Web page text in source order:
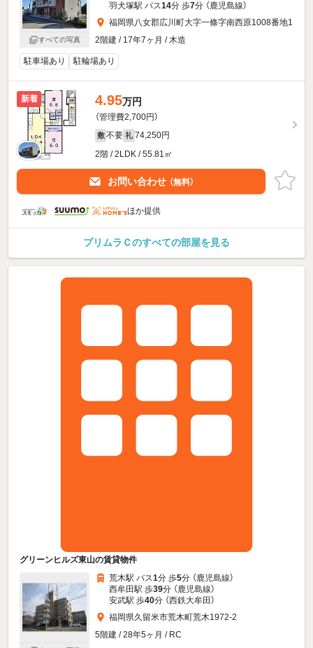
すべての写真
羽犬塚駅 バス14分 歩7分 （鹿児島線）
福岡県八女郡広川町大字一條字南西原1008番地1
2階建 / 17年7ヶ月 / 木造
駐車場あり 駐輪場あり
新着 4.95万円
（管理費2,700円）
敷 不要 礼 74,250円
2階 / 2LDK / 55.81㎡
お問い合わせ （無料）
ほか提供
プリムラＣのすべての部屋を見る
グリーンヒルズ東山の賃貸物件
荒木駅 バス1分 歩5分 （鹿児島線）
西牟田駅 歩39分 （鹿児島線）
安武駅 歩40分 （西鉄大牟田）
福岡県久留米市荒木町荒木1972-2
5階建 / 28年5ヶ月 / RC